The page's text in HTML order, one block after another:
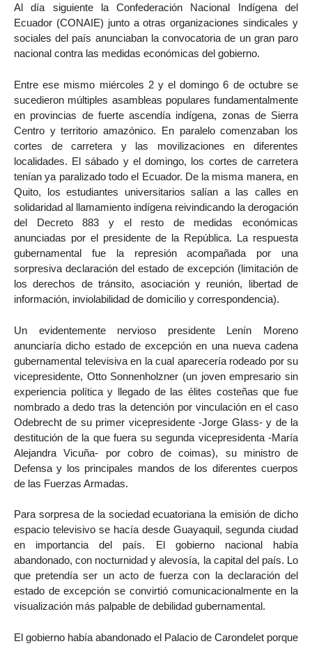
Al día siguiente la Confederación Nacional Indígena del
Ecuador (CONAIE) junto a otras organizaciones sindicales y
sociales del país anunciaban la convocatoria de un gran paro
nacional contra las medidas económicas del gobierno.
Entre ese mismo miércoles 2 y el domingo 6 de octubre se
sucedieron múltiples asambleas populares fundamentalmente
en provincias de fuerte ascendía indígena, zonas de Sierra
Centro y territorio amazónico. En paralelo comenzaban los
cortes de carretera y las movilizaciones en diferentes
localidades. El sábado y el domingo, los cortes de carretera
tenían ya paralizado todo el Ecuador. De la misma manera, en
Quito, los estudiantes universitarios salían a las calles en
solidaridad al llamamiento indígena reivindicando la derogación
del Decreto 883 y el resto de medidas económicas
anunciadas por el presidente de la República. La respuesta
gubernamental fue la represión acompañada por una
sorpresiva declaración del estado de excepción (limitación de
los derechos de tránsito, asociación y reunión, libertad de
información, inviolabilidad de domicilio y correspondencia).
Un evidentemente nervioso presidente Lenín Moreno
anunciaría dicho estado de excepción en una nueva cadena
gubernamental televisiva en la cual aparecería rodeado por su
vicepresidente, Otto Sonnenholzner (un joven empresario sin
experiencia política y llegado de las élites costeñas que fue
nombrado a dedo tras la detención por vinculación en el caso
Odebrecht de su primer vicepresidente -Jorge Glass- y de la
destitución de la que fuera su segunda vicepresidenta -María
Alejandra Vicuña- por cobro de coimas), su ministro de
Defensa y los principales mandos de los diferentes cuerpos
de las Fuerzas Armadas.
Para sorpresa de la sociedad ecuatoriana la emisión de dicho
espacio televisivo se hacía desde Guayaquil, segunda ciudad
en importancia del país. El gobierno nacional había
abandonado, con nocturnidad y alevosía, la capital del país. Lo
que pretendía ser un acto de fuerza con la declaración del
estado de excepción se convirtió comunicacionalmente en la
visualización más palpable de debilidad gubernamental.
El gobierno había abandonado el Palacio de Carondelet porque